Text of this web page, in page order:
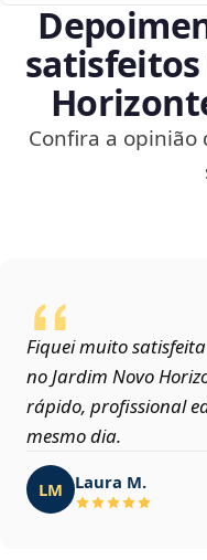
satisfeitos
Confira a opinião
Fiquei muito
no Jardim Novo
rápido, profissional
mesmo dia.
LM Laura M.